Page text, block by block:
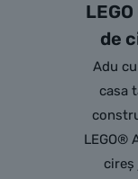
de
Adu
casa
LEGO®
cireș